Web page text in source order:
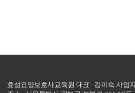
효성요양보호사교육원 대표 : 김미숙 사업